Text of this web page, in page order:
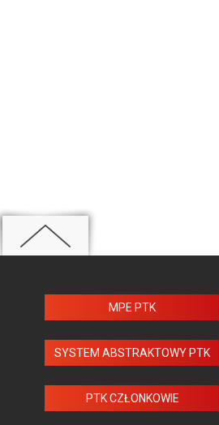
MPE PTK
SYSTEM ABSTRAKTOWY PTK
PTK CZŁONKOWIE